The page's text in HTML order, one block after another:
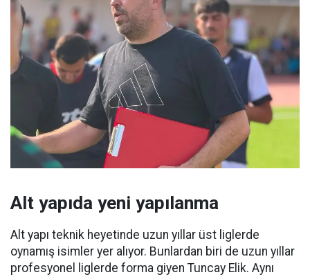
Alt yapıda yeni yapılanma
Alt yapı teknik heyetinde uzun yıllar üst liglerde
oynamış isimler yer alıyor. Bunlardan biri de uzun yıllar
profesyonel liglerde forma giyen Tuncay Elik. Aynı